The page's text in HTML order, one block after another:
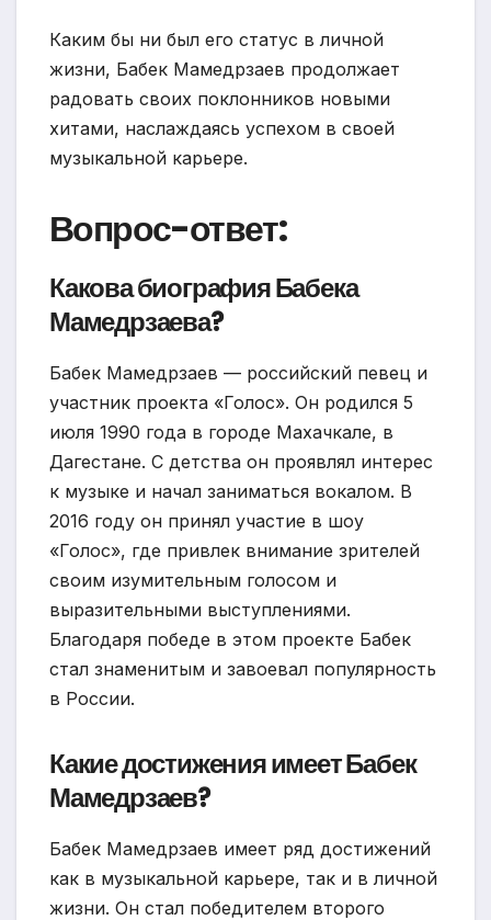
Каким бы ни был его статус в личной
жизни, Бабек Мамедрзаев продолжает
радовать своих поклонников новыми
хитами, наслаждаясь успехом в своей
музыкальной карьере.
Вопрос-ответ:
Какова биография Бабека
Мамедрзаева?
Бабек Мамедрзаев — российский певец и
участник проекта «Голос». Он родился 5
июля 1990 года в городе Махачкале, в
Дагестане. С детства он проявлял интерес
к музыке и начал заниматься вокалом. В
2016 году он принял участие в шоу
«Голос», где привлек внимание зрителей
своим изумительным голосом и
выразительными выступлениями.
Благодаря победе в этом проекте Бабек
стал знаменитым и завоевал популярность
в России.
Какие достижения имеет Бабек
Мамедрзаев?
Бабек Мамедрзаев имеет ряд достижений
как в музыкальной карьере, так и в личной
жизни. Он стал победителем второго